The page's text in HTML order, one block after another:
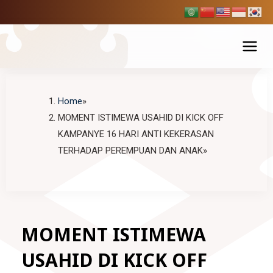
to
content
Profil USAHID
Program Studi
Fakultas Ekonomi dan Bisnis
D-III Broadcasting (Penyiaran)
Ilmu Komunikasi
Fakultas Teknik
Pendaftaran Mahasiswa Baru
SIAKAD EDLINK
Home
MOMENT ISTIMEWA USAHID DI KICK OFF
KAMPANYE 16 HARI ANTI KEKERASAN
TERHADAP PEREMPUAN DAN ANAK
MOMENT ISTIMEWA
USAHID DI KICK OFF